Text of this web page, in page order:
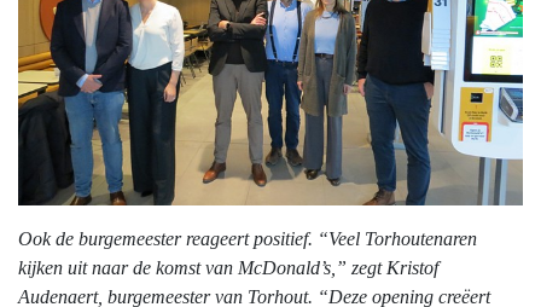
Ook de burgemeester reageert positief. “Veel Torhoutenaren
kijken uit naar de komst van McDonald’s,” zegt Kristof
Audenaert, burgemeester van Torhout. “Deze opening creëert